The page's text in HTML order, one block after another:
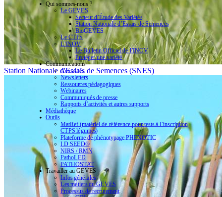
Station Nationale d'Essais de Semences (SNES)
Qui sommes-nous ?
Le GEVES
Secteur d’Étude des Variétés
Station Nationale d’Essais de Semences
BioGEVES
Le CTPS
L’INOV
Le Bulletin Officiel de l’INOV
Protéger une variété
Communications
Actualités
Newsletters
Ressources pédagogiques
Webinaires
Communiqués de presse
Rapports d’activités et autres supports
Médiathèque
Outils
MatRef (matériel de référence pour tests à l’inscription
CTPS légumes)
Plateforme de phénotypage PHENOTIC
I.D.SEED®
NIRS / RMN
PathoLED
PATHOSTAT
Travailler au GEVES
Infos générales
Les métiers du GEVES
Processus de recrutement